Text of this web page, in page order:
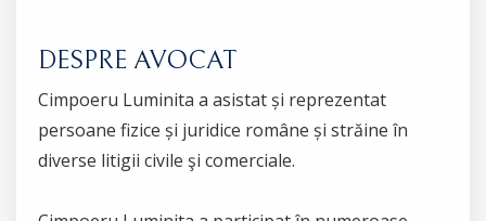
DESPRE AVOCAT
Cimpoeru Luminita a asistat și reprezentat
persoane fizice și juridice române și străine în
diverse litigii civile şi comerciale.